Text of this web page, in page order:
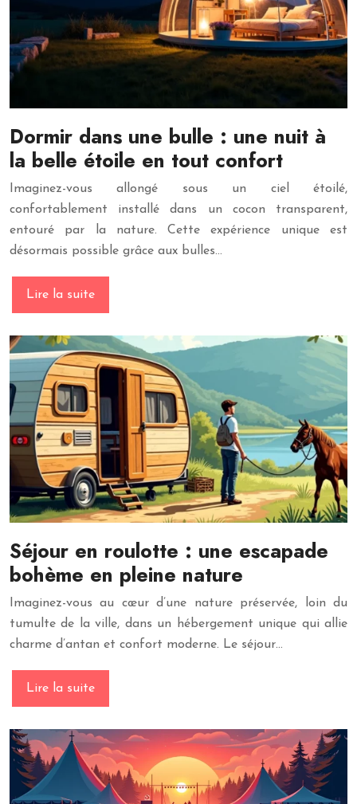
Dormir dans une bulle : une nuit à
la belle étoile en tout confort
Imaginez-vous allongé sous un ciel étoilé,
confortablement installé dans un cocon transparent,
entouré par la nature. Cette expérience unique est
désormais possible grâce aux bulles…
Lire la suite
Séjour en roulotte : une escapade
bohème en pleine nature
Imaginez-vous au cœur d’une nature préservée, loin du
tumulte de la ville, dans un hébergement unique qui allie
charme d’antan et confort moderne. Le séjour…
Lire la suite